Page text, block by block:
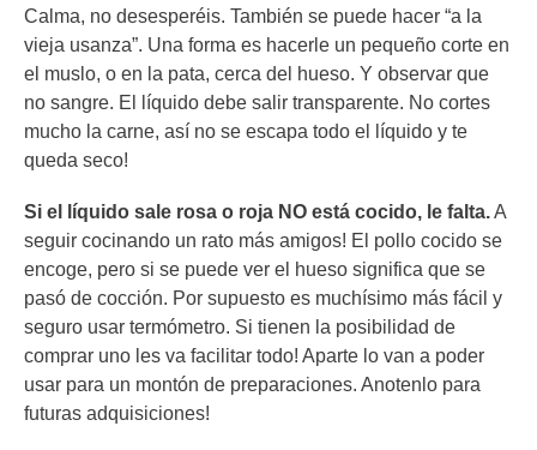
Calma, no desesperéis. También se puede hacer “a la
vieja usanza”. Una forma es hacerle un pequeño corte en
el muslo, o en la pata, cerca del hueso. Y observar que
no sangre. El líquido debe salir transparente. No cortes
mucho la carne, así no se escapa todo el líquido y te
queda seco!
Si el líquido sale rosa o roja NO está cocido, le falta.A
seguir cocinando un rato más amigos! El pollo cocido se
encoge, pero si se puede ver el hueso significa que se
pasó de cocción. Por supuesto es muchísimo más fácil y
seguro usar termómetro. Si tienen la posibilidad de
comprar uno les va facilitar todo! Aparte lo van a poder
usar para un montón de preparaciones. Anotenlo para
futuras adquisiciones!